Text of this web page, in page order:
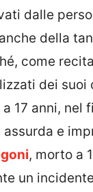
dalle
della
come
dei suoi
17 anni, nel
assurda e
, morto a
un